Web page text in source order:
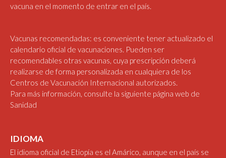
vacuna en el momento de entrar en el país.
Vacunas recomendadas: es conveniente tener actualizado el
calendario oficial de vacunaciones. Pueden ser
recomendables otras vacunas, cuya prescripción deberá
realizarse de forma personalizada en cualquiera de los
Centros de Vacunación Internacional autorizados.
Para más información, consulte la siguiente página web de
Sanidad
IDIOMA
El idioma oficial de Etiopía es el Amárico, aunque en el país se